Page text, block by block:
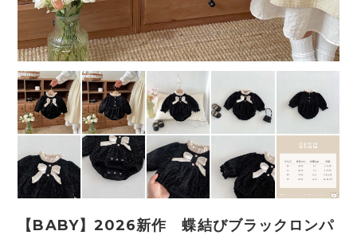
【BABY】2026新作 蝶結びブラックロンパ